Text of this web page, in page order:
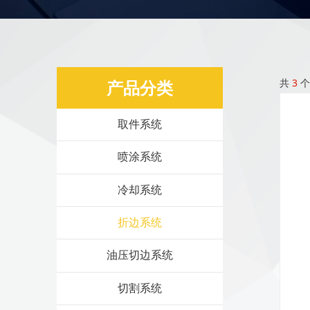
产品分类
取件系统
喷涂系统
冷却系统
折边系统
油压切边系统
切割系统
共 3